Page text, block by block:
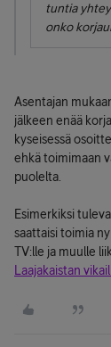
tuntia
onko
Asentajan
jälkeen enää
kyseisessä
ehkä toimimaan
puolelta.
Esimerkiksi
saattaisi toimia
TV:lle ja muulle
Laajakaistan